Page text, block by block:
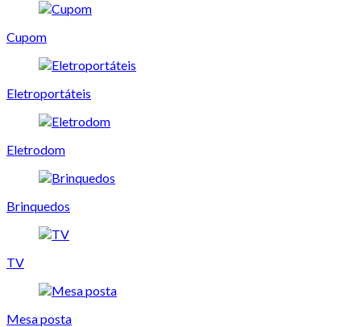
Cupom
Eletroportáteis
Eletrodom
Brinquedos
TV
Mesa posta